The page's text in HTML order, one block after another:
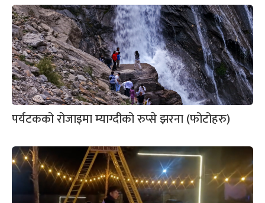
पर्यटकको रोजाइमा म्याग्दीको रुप्से झरना (फोटोहरु)